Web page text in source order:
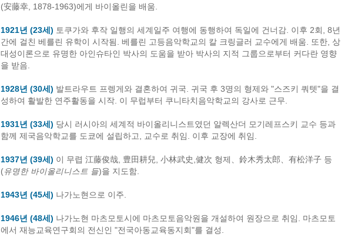
(安藤幸, 1878-1963)에게 바이올린을 배움.
1921년 (23세) 토쿠가와 후작 일행의 세계일주 여행에 동행하여 독일에 건너감. 이후 2회, 8년
간에 걸친 베를린 유학이 시작됨. 베를린 고등음악학교의 칼 크링글러 교수에게 배움. 또한, 상
대성이론으로 유명한 아인슈타인 박사의 도움을 받아 박사의 지적 그룹으로부터 커다란 영향
을 받음.
1928년 (30세) 발트라우트 프렝게와 결혼하여 귀국. 귀국 후 3명의 형제와 "스즈키 쿼텟"을 결
성하여 활발한 연주활동을 시작. 이 무럽부터 쿠니타치음악학교의 강사로 근무.
1931년 (33세) 당시 러시아의 세계적 바이올리니스트였던 알렉산더 모기레프스키 교수 등과
함께 제국음악학교를 도쿄에 설립하고, 교수로 취임. 이후 교장에 취임.
1937년 (39세) 이 무렵 江藤俊哉, 豊田耕兒, 小林武史,健次 형제、鈴木秀太郎、有松洋子 등
(유명한 바이올리니스트 들)을 지도함.
1943년 (45세) 나가노현으로 이주.
1946년 (48세) 나가노현 마츠모토시에 마츠모토음악원을 개설하여 원장으로 취임. 마츠모토
에서 재능교육연구회의 전신인 "전국아동교육동지회"를 결성.